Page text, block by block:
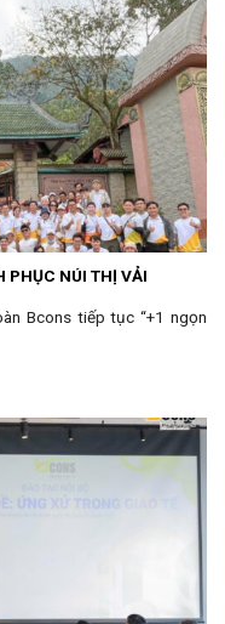
PHỤC NÚI THỊ VẢI
Bcons tiếp tục “+1 ngọn